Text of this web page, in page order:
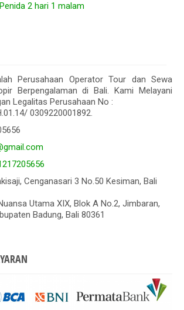
2 hari 1 malam
Perusahaan Operator Tour dan Sewa
Berpengalaman di Bali. Kami Melayani
Legalitas Perusahaan No :
0309220001892.
Cenganasari 3 No.50 Kesiman, Bali
Utama XIX, Blok A No.2, Jimbaran,
Badung, Bali 80361